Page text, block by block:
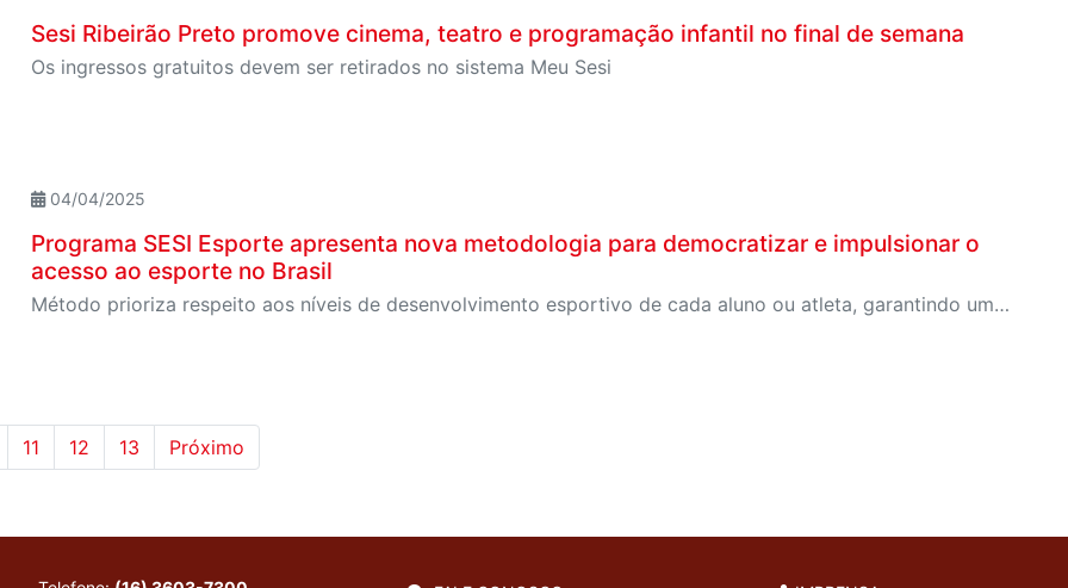
Sesi Ribeirão Preto promove cinema, teatro e programação infantil no final de semana
Os ingressos gratuitos devem ser retirados no sistema Meu Sesi
04/04/2025
Programa SESI Esporte apresenta nova metodologia para democratizar e impulsionar o
acesso ao esporte no Brasil
Método prioriza respeito aos níveis de desenvolvimento esportivo de cada aluno ou atleta, garantindo uma evolução gradual e saudável na formação de novos talentos, até chegar ao alto rendimento
11 12 13 Próximo